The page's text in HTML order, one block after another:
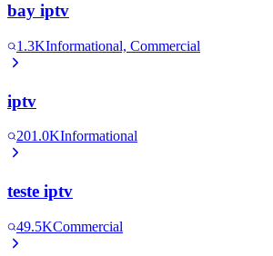
bay iptv
1.3KInformational, Commercial
iptv
201.0KInformational
teste iptv
49.5KCommercial